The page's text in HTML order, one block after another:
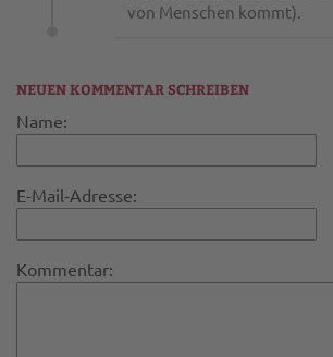
von Menschen kommt).
NEUEN KOMMENTAR SCHREIBEN
Name:
E-Mail-Adresse:
Kommentar: